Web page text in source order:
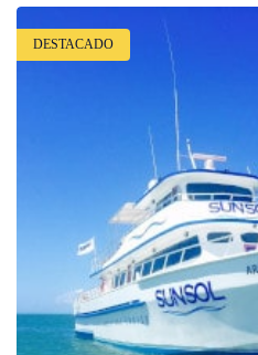
DESTACADO